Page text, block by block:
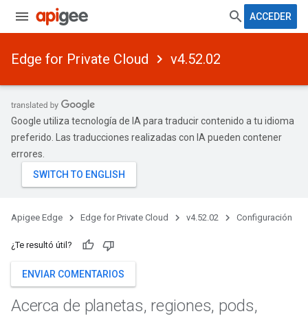
ACCEDER
Edge for Private Cloud v4.52.02
Google utiliza tecnología de IA para traducir contenido a tu idioma
preferido. Las traducciones realizadas con IA pueden contener
errores.
Apigee Edge Edge for Private Cloud v4.52.02 Configuración
¿Te resultó útil?
ENVIAR COMENTARIOS
Acerca de planetas, regiones, pods,